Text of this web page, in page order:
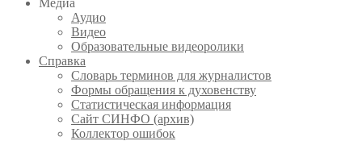
Медиа
Аудио
Видео
Образовательные видеоролики
Справка
Словарь терминов для журналистов
Формы обращения к духовенству
Статистическая информация
Сайт СИНФО (архив)
Коллектор ошибок